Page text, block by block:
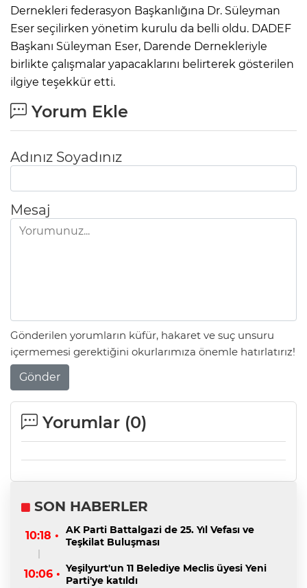
Dernekleri federasyon Başkanlığına Dr. Süleyman
Eser seçilirken yönetim kurulu da belli oldu. DADEF
Başkanı Süleyman Eser, Darende Dernekleriyle
birlikte çalışmalar yapacaklarını belirterek gösterilen
ilgiye teşekkür etti.
Yorum Ekle
Adınız Soyadınız
Mesaj
Gönderilen yorumların küfür, hakaret ve suç unsuru
içermemesi gerektiğini okurlarımıza önemle hatırlatırız!
Gönder
Yorumlar (0)
SON HABERLER
10:18 •
AK Parti Battalgazi de 25. Yıl Vefası ve
Teşkilat Buluşması
10:06 • Yeşilyurt'un 11 Belediye Meclis üyesi Yeni
Parti'ye katıldı